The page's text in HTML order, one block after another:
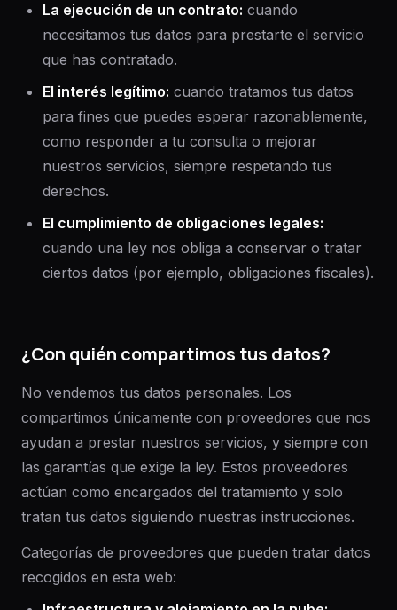
La ejecución de un contrato: cuando
necesitamos tus datos para prestarte el servicio
que has contratado.
El interés legítimo: cuando tratamos tus datos
para fines que puedes esperar razonablemente,
como responder a tu consulta o mejorar
nuestros servicios, siempre respetando tus
derechos.
El cumplimiento de obligaciones legales:
cuando una ley nos obliga a conservar o tratar
ciertos datos (por ejemplo, obligaciones fiscales).
¿Con quién compartimos tus datos?
No vendemos tus datos personales. Los
compartimos únicamente con proveedores que nos
ayudan a prestar nuestros servicios, y siempre con
las garantías que exige la ley. Estos proveedores
actúan como encargados del tratamiento y solo
tratan tus datos siguiendo nuestras instrucciones.
Categorías de proveedores que pueden tratar datos
recogidos en esta web: